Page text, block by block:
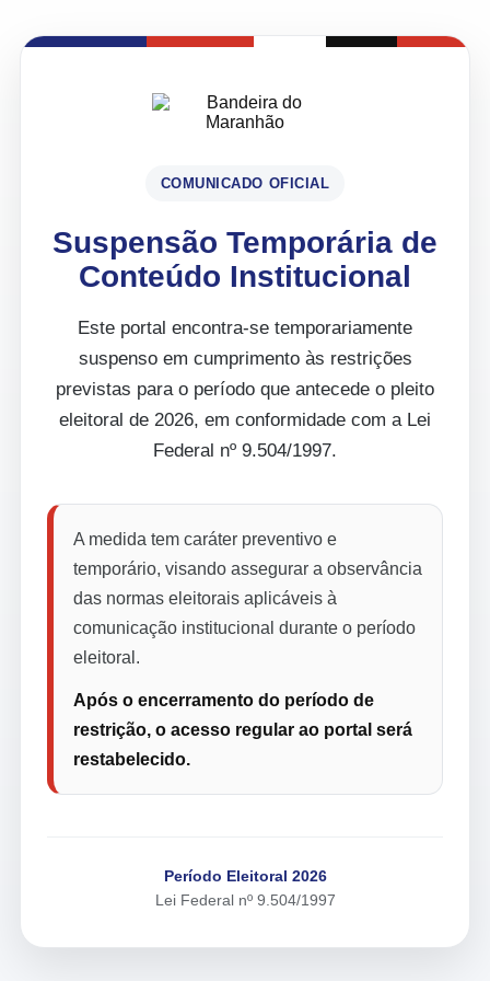
COMUNICADO OFICIAL
Suspensão Temporária de
Conteúdo Institucional
Este portal encontra-se temporariamente
suspenso em cumprimento às restrições
previstas para o período que antecede o pleito
eleitoral de 2026, em conformidade com a Lei
Federal nº 9.504/1997.
A medida tem caráter preventivo e
temporário, visando assegurar a observância
das normas eleitorais aplicáveis à
comunicação institucional durante o período
eleitoral.
Após o encerramento do período de
restrição, o acesso regular ao portal será
restabelecido.
Período Eleitoral 2026
Lei Federal nº 9.504/1997